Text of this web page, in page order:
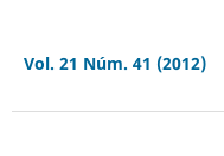
Vol. 21 Núm. 41 (2012)